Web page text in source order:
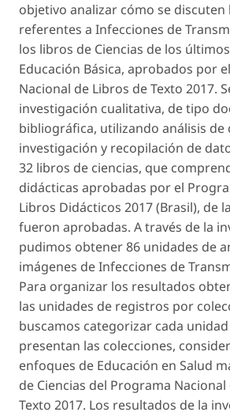
objetivo analizar cómo se
referentes a Infecciones de
los libros de Ciencias de los
Educación Básica, aprobados por
Nacional de Libros de Texto 2017.
investigación cualitativa, de tipo
bibliográfica, utilizando análisis de
investigación y recopilación de
32 libros de ciencias, que
didácticas aprobadas por el
Libros Didácticos 2017 (Brasil), de
fueron aprobadas. A través de la
pudimos obtener 86 unidades de
imágenes de Infecciones de
Para organizar los resultados
las unidades de registros por
buscamos categorizar cada
presentan las colecciones,
enfoques de Educación en Salud
de Ciencias del Programa
Texto 2017. Los resultados de la